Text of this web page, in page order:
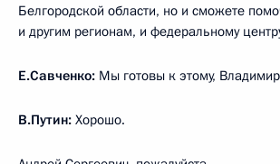
Белгородской области, но и сможете
и другим регионам, и федеральному
Е.Савченко: Мы готовы к этому,
В.Путин: Хорошо.